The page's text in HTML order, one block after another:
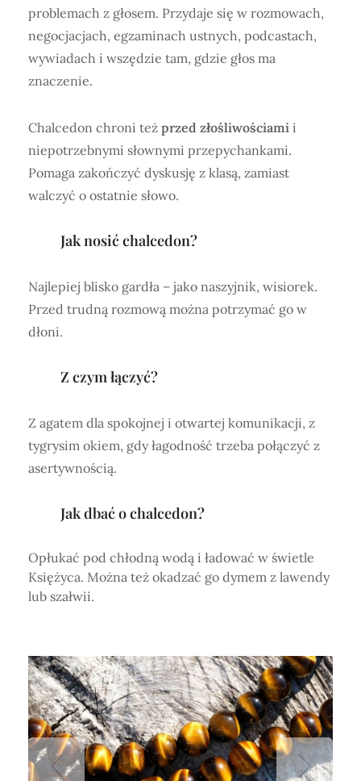
problemach z głosem. Przydaje się w rozmowach,
negocjacjach, egzaminach ustnych, podcastach,
wywiadach i wszędzie tam, gdzie głos ma
znaczenie.
Chalcedon chroni też przed złośliwościami i
niepotrzebnymi słownymi przepychankami.
Pomaga zakończyć dyskusję z klasą, zamiast
walczyć o ostatnie słowo.
Jak nosić chalcedon?
Najlepiej blisko gardła – jako naszyjnik, wisiorek.
Przed trudną rozmową można potrzymać go w
dłoni.
Z czym łączyć?
Z agatem dla spokojnej i otwartej komunikacji, z
tygrysim okiem, gdy łagodność trzeba połączyć z
asertywnością.
Jak dbać o chalcedon?
Opłukać pod chłodną wodą i ładować w świetle
Księżyca. Można też okadzać go dymem z lawendy
lub szałwii.